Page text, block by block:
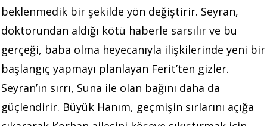
beklenmedik bir şekilde yön değiştirir. Seyran,
doktorundan aldığı kötü haberle sarsılır ve bu
gerçeği, baba olma heyecanıyla ilişkilerinde yeni bir
başlangıç yapmayı planlayan Ferit’ten gizler.
Seyran’ın sırrı, Suna ile olan bağını daha da
güçlendirir. Büyük Hanım, geçmişin sırlarını açığa